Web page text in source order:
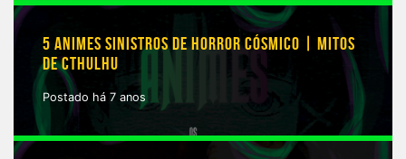
5 ANIMES SINISTROS DE HORROR CÓSMICO | MITOS
DE CTHULHU
Postado há 7 anos